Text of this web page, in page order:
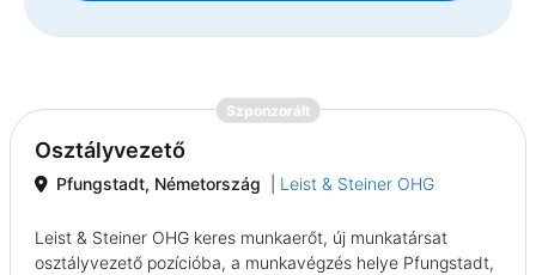
Szponzorált{prompt.job}
Osztályvezető
Pfungstadt, Németország Leist & Steiner OHG
Leist & Steiner OHG keres munkaerőt, új munkatársat
osztályvezető pozícióba, a munkavégzés helye Pfungstadt,